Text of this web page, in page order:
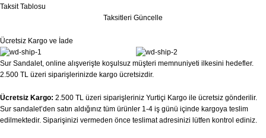
Taksit Tablosu
Taksitleri Güncelle
Ücretsiz Kargo ve İade
Sur Sandalet, online alışverişte koşulsuz müşteri memnuniyeti ilkesini hedefler.
2.500 TL üzeri siparişlerinizde kargo ücretsizdir.
Ücretsiz Kargo: 2.500 TL üzeri siparişleriniz Yurtiçi Kargo ile ücretsiz gönderilir.
Sur sandalet’den satın aldığınız tüm ürünler 1-4 iş günü içinde kargoya teslim
edilmektedir. Siparişinizi vermeden önce teslimat adresinizi lütfen kontrol ediniz.